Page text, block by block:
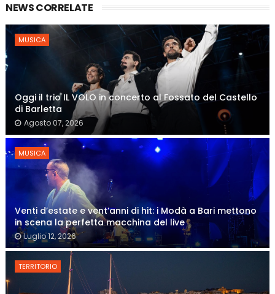
NEWS CORRELATE
MUSICA
Oggi il trio IL VOLO in concerto al Fossato del Castello
di Barletta
Agosto 07, 2026
MUSICA
Venti d’estate e vent’anni di hit: i Modà a Bari mettono
in scena la perfetta macchina del live
Luglio 12, 2026
TERRITORIO